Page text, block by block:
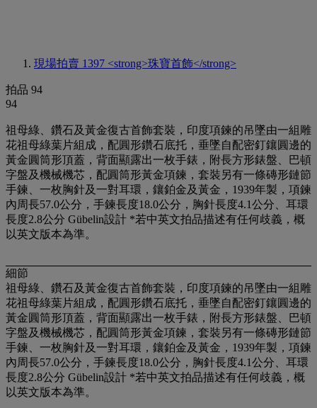
現場拍賣 1397 <strong>珠寶首飾</strong>
拍品 94
94
祖母綠、鑽石及黃金復古首飾套裝，印度項鍊的吊墜由一組雕
花祖母綠葉片組成，配圓形鑽石底托，垂墜自配密釘鑲圓邊的
黃金圓筒形頂蓋，背面顯露出一枚手錶，附長方形錶盤、巴頓
字盤及機械機芯，配圓筒形黃金項鍊，套裝另有一條磚形鏈節
手鍊、一枚胸針及一對耳環，鑲鉑金及黃金，1939年製，項鍊
內周長57.0公分，手鍊長度18.0公分，胸針長度4.1公分、耳環
長度2.8公分 Gübelin設計 *若中英文拍品描述有任何歧義，概
以英文版本為準。
細節
祖母綠、鑽石及黃金復古首飾套裝，印度項鍊的吊墜由一組雕
花祖母綠葉片組成，配圓形鑽石底托，垂墜自配密釘鑲圓邊的
黃金圓筒形頂蓋，背面顯露出一枚手錶，附長方形錶盤、巴頓
字盤及機械機芯，配圓筒形黃金項鍊，套裝另有一條磚形鏈節
手鍊、一枚胸針及一對耳環，鑲鉑金及黃金，1939年製，項鍊
內周長57.0公分，手鍊長度18.0公分，胸針長度4.1公分、耳環
長度2.8公分 Gübelin設計 *若中英文拍品描述有任何歧義，概
以英文版本為準。